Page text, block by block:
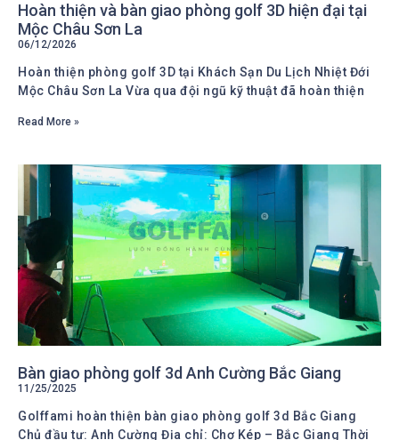
Hoàn thiện và bàn giao phòng golf 3D hiện đại tại
Mộc Châu Sơn La
06/12/2026
Hoàn thiện phòng golf 3D tại Khách Sạn Du Lịch Nhiệt Đới
Mộc Châu Sơn La Vừa qua đội ngũ kỹ thuật đã hoàn thiện
Read More »
Bàn giao phòng golf 3d Anh Cường Bắc Giang
11/25/2025
Golffami hoàn thiện bàn giao phòng golf 3d Bắc Giang
Chủ đầu tư: Anh Cường Địa chỉ: Chợ Kép – Bắc Giang Thời